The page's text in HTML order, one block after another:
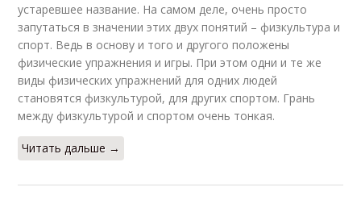
устаревшее название. На самом деле, очень просто
запутаться в значении этих двух понятий – физкультура и
спорт. Ведь в основу и того и другого положены
физические упражнения и игры. При этом одни и те же
виды физических упражнений для одних людей
становятся физкультурой, для других спортом. Грань
между физкультурой и спортом очень тонкая.
Читать дальше →